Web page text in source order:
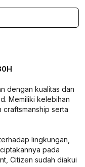
dengan kualitas dan
Memiliki kelebihan
craftsmanship serta
lingkungan,
pada
Citizen sudah diakui